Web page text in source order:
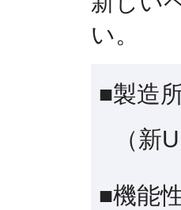
い。
■製造
（新
■機能